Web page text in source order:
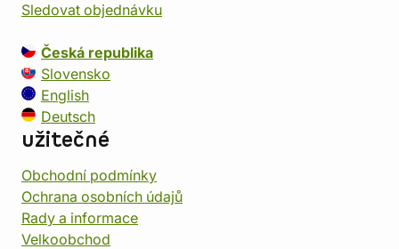
Sledovat objednávku
Česká republika
Slovensko
English
Deutsch
užitečné
Obchodní podmínky
Ochrana osobních údajů
Rady a informace
Velkoobchod